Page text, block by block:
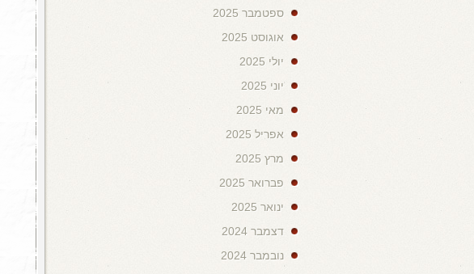
ספטמבר 2025
אוגוסט 2025
יולי 2025
יוני 2025
מאי 2025
אפריל 2025
מרץ 2025
פברואר 2025
ינואר 2025
דצמבר 2024
נובמבר 2024